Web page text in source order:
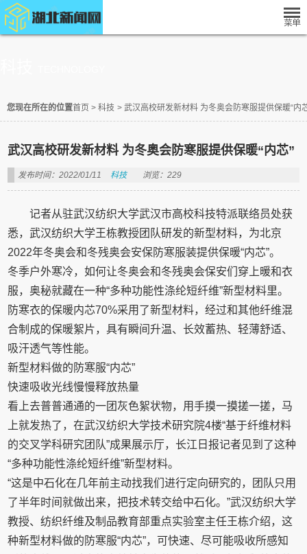
您现在所在的位置首页 > 科技 > 武汉高校研发新材料 为冬奥会防寒服提供保暖“内
武汉高校研发新材料 为冬奥会防寒服提供保暖“内芯”
发布时间：2022/01/11 科技 浏览：229
记者从驻武汉纺织大学武汉市高校科技特派联络员处获
悉，武汉纺织大学王栋教授团队研发的新型材料，为北京
2022年冬奥会和冬残奥会安保防寒服装提供保暖“内芯”。
冬季户外寒冷，如何让冬奥会和冬残奥会保安们穿上暖和衣
服，奥秘就藏在一种“多种功能性涤纶短纤维”新型材料里。
防寒衣的保暖内芯70%采用了新型材料，经过和其他纤维混
合制成的保暖絮片，具有瞬间升温、长效蓄热、轻薄舒适、
吸汗透气等性能。
新型材料做的防寒服“内芯”
快速吸收光线慢慢释放热量
看上去普普通通的一团灰色絮状物，用手摸一摸搓一搓，马
上就发热了，在武汉纺织大学技术研究院4楼“基于纤维材料
的交叉学科研究团队”成果展示厅，长江日报记者见到了这种
“多种功能性涤纶短纤维”新型材料。
“这是中石化在几年前主动找我们进行定向研究的，团队只用
了半年时间就做出来，把技术转交给中石化。”武汉纺织大学
教授、纺织纤维及制品教育部重点实验室主任王栋介绍，这
种新型材料做的防寒服“内芯”，可快速、尽可能吸收所感知